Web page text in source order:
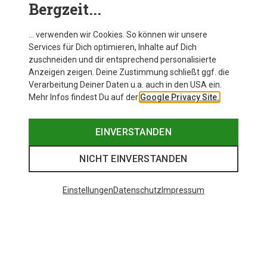
Bergzeit...
… verwenden wir Cookies. So können wir unsere
Services für Dich optimieren, Inhalte auf Dich
zuschneiden und dir entsprechend personalisierte
Anzeigen zeigen. Deine Zustimmung schließt ggf. die
Verarbeitung Deiner Daten u.a. auch in den USA ein.
Mehr Infos findest Du auf der Google Privacy Site.
EINVERSTANDEN
NICHT EINVERSTANDEN
EinstellungenDatenschutz Impressum